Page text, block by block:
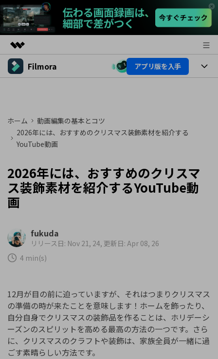
製品
ソリューション
プラン＆価格
Filmora アプリ版を入手
製品機能
AI機能
AI機能
活用法
ビデオソリューション
動画編集関連知識
動画編集のコツ
サポート
カスタマーサポート
ブランド紹介
検索
ホーム
動画編集の基本とコツ
2026年には、おすすめのクリスマス装飾素材を紹介する
YouTube動画
2026年には、おすすめのクリスマ
ス装飾素材を紹介するYouTube動
画
fukuda
リリース日: Nov 21, 24, 更新日: Apr 08, 26
4 min(s)
12月が目の前に迫っていますが、それはつまりクリスマス
の準備の時が来たことを意味します！ホームを飾ったり、
自分自身でクリスマスの装飾品を作ることは、ホリデーシ
ーズンのスピリットを高める最高の方法の一つです。さら
に、クリスマスのクラフトや装飾は、家族全員が一緒に過
ごす素晴らしい方法です。